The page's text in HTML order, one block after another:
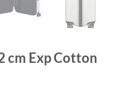
cm Exp Cotton